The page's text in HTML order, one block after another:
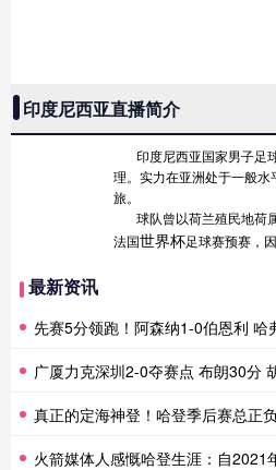
印度尼西亚直播简介
印度尼西亚国家男子足
理。实力在亚洲处于一般
旅。
球队曾以荷兰殖民地荷
法国世界杯足球赛预赛，
最新资讯
先赛5分领跑！阿森纳1-0伯恩利 哈弗
广厦力克深圳2-0夺赛点 布朗30分
真正的定海神登！哈登季后赛总正负值
火箭媒体人感慨哈登生涯：自2021